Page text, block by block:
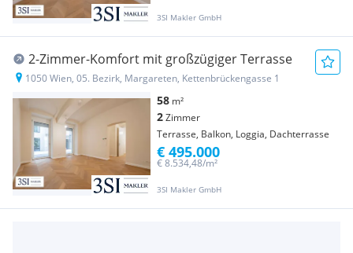
3SI Makler GmbH
2-Zimmer-Komfort mit großzügiger Terrasse
1050 Wien, 05. Bezirk, Margareten, Kettenbrückengasse 1
58 m²
2Zimmer
Terrasse, Balkon, Loggia, Dachterrasse
3SI Makler GmbH
€ 8.534,48/m²
€ 495.000